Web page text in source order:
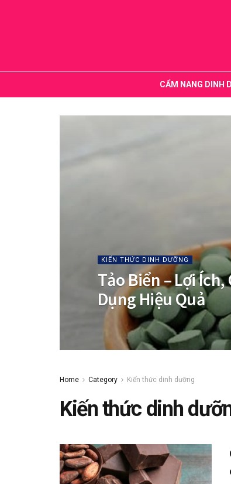
CẨM NANG DINH
KIẾN THỨC DINH DƯỠNG
Tảo Biển – Lợi Ích,
Dụng Hiệu Quả
Home Category Kiến thức dinh dưỡng
Kiến thức dinh